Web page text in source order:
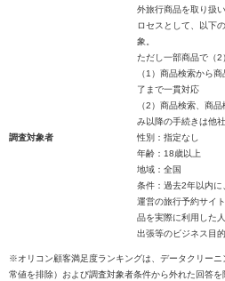
外旅行商品を取り扱
ロセスとして、以下
象。
ただし一部商品で（2
（1）商品検索から
了まで一貫対応
（2）商品検索、商
み以降の手続きは他
調査対象者
性別：指定なし
年齢：18歳以上
地域：全国
条件：過去2年以内
運営の旅行予約サイ
品を実際に利用した人
出張等のビジネス目
※オリコン顧客満足度ランキングは、データクリー
常値を排除）および調査対象者条件から外れた回答を